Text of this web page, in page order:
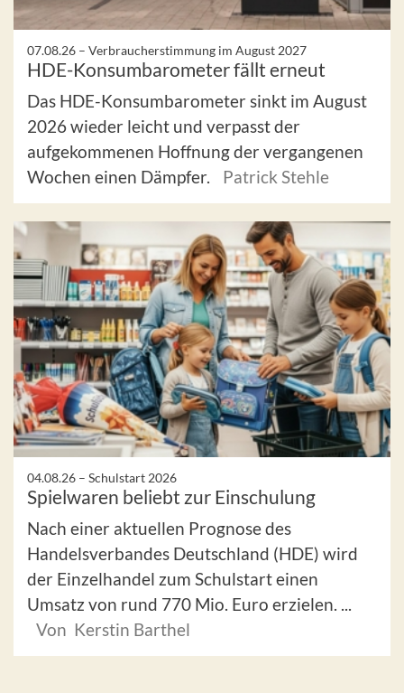
07.08.26 – Verbraucherstimmung im August 2027
HDE-Konsumbarometer fällt erneut
Das HDE-Konsumbarometer sinkt im August
2026 wieder leicht und verpasst der
aufgekommenen Hoffnung der vergangenen
Wochen einen Dämpfer.
Patrick Stehle
04.08.26 – Schulstart 2026
Spielwaren beliebt zur Einschulung
Nach einer aktuellen Prognose des
Handelsverbandes Deutschland (HDE) wird
der Einzelhandel zum Schulstart einen
Umsatz von rund 770 Mio. Euro erzielen. ...
Von Kerstin Barthel